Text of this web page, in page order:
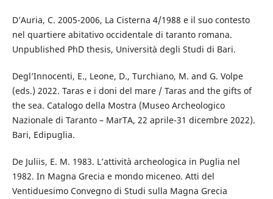
D’Auria, C. 2005-2006, La Cisterna 4/1988 e il suo contesto
nel quartiere abitativo occidentale di taranto romana.
Unpublished PhD thesis, Università degli Studi di Bari.
Degl’Innocenti, E., Leone, D., Turchiano, M. and G. Volpe
(eds.) 2022. Taras e i doni del mare / Taras and the gifts of
the sea. Catalogo della Mostra (Museo Archeologico
Nazionale di Taranto – MarTA, 22 aprile-31 dicembre 2022).
Bari, Edipuglia.
De Juliis, E. M. 1983. L’attività archeologica in Puglia nel
1982. In Magna Grecia e mondo miceneo. Atti del
Ventiduesimo Convegno di Studi sulla Magna Grecia